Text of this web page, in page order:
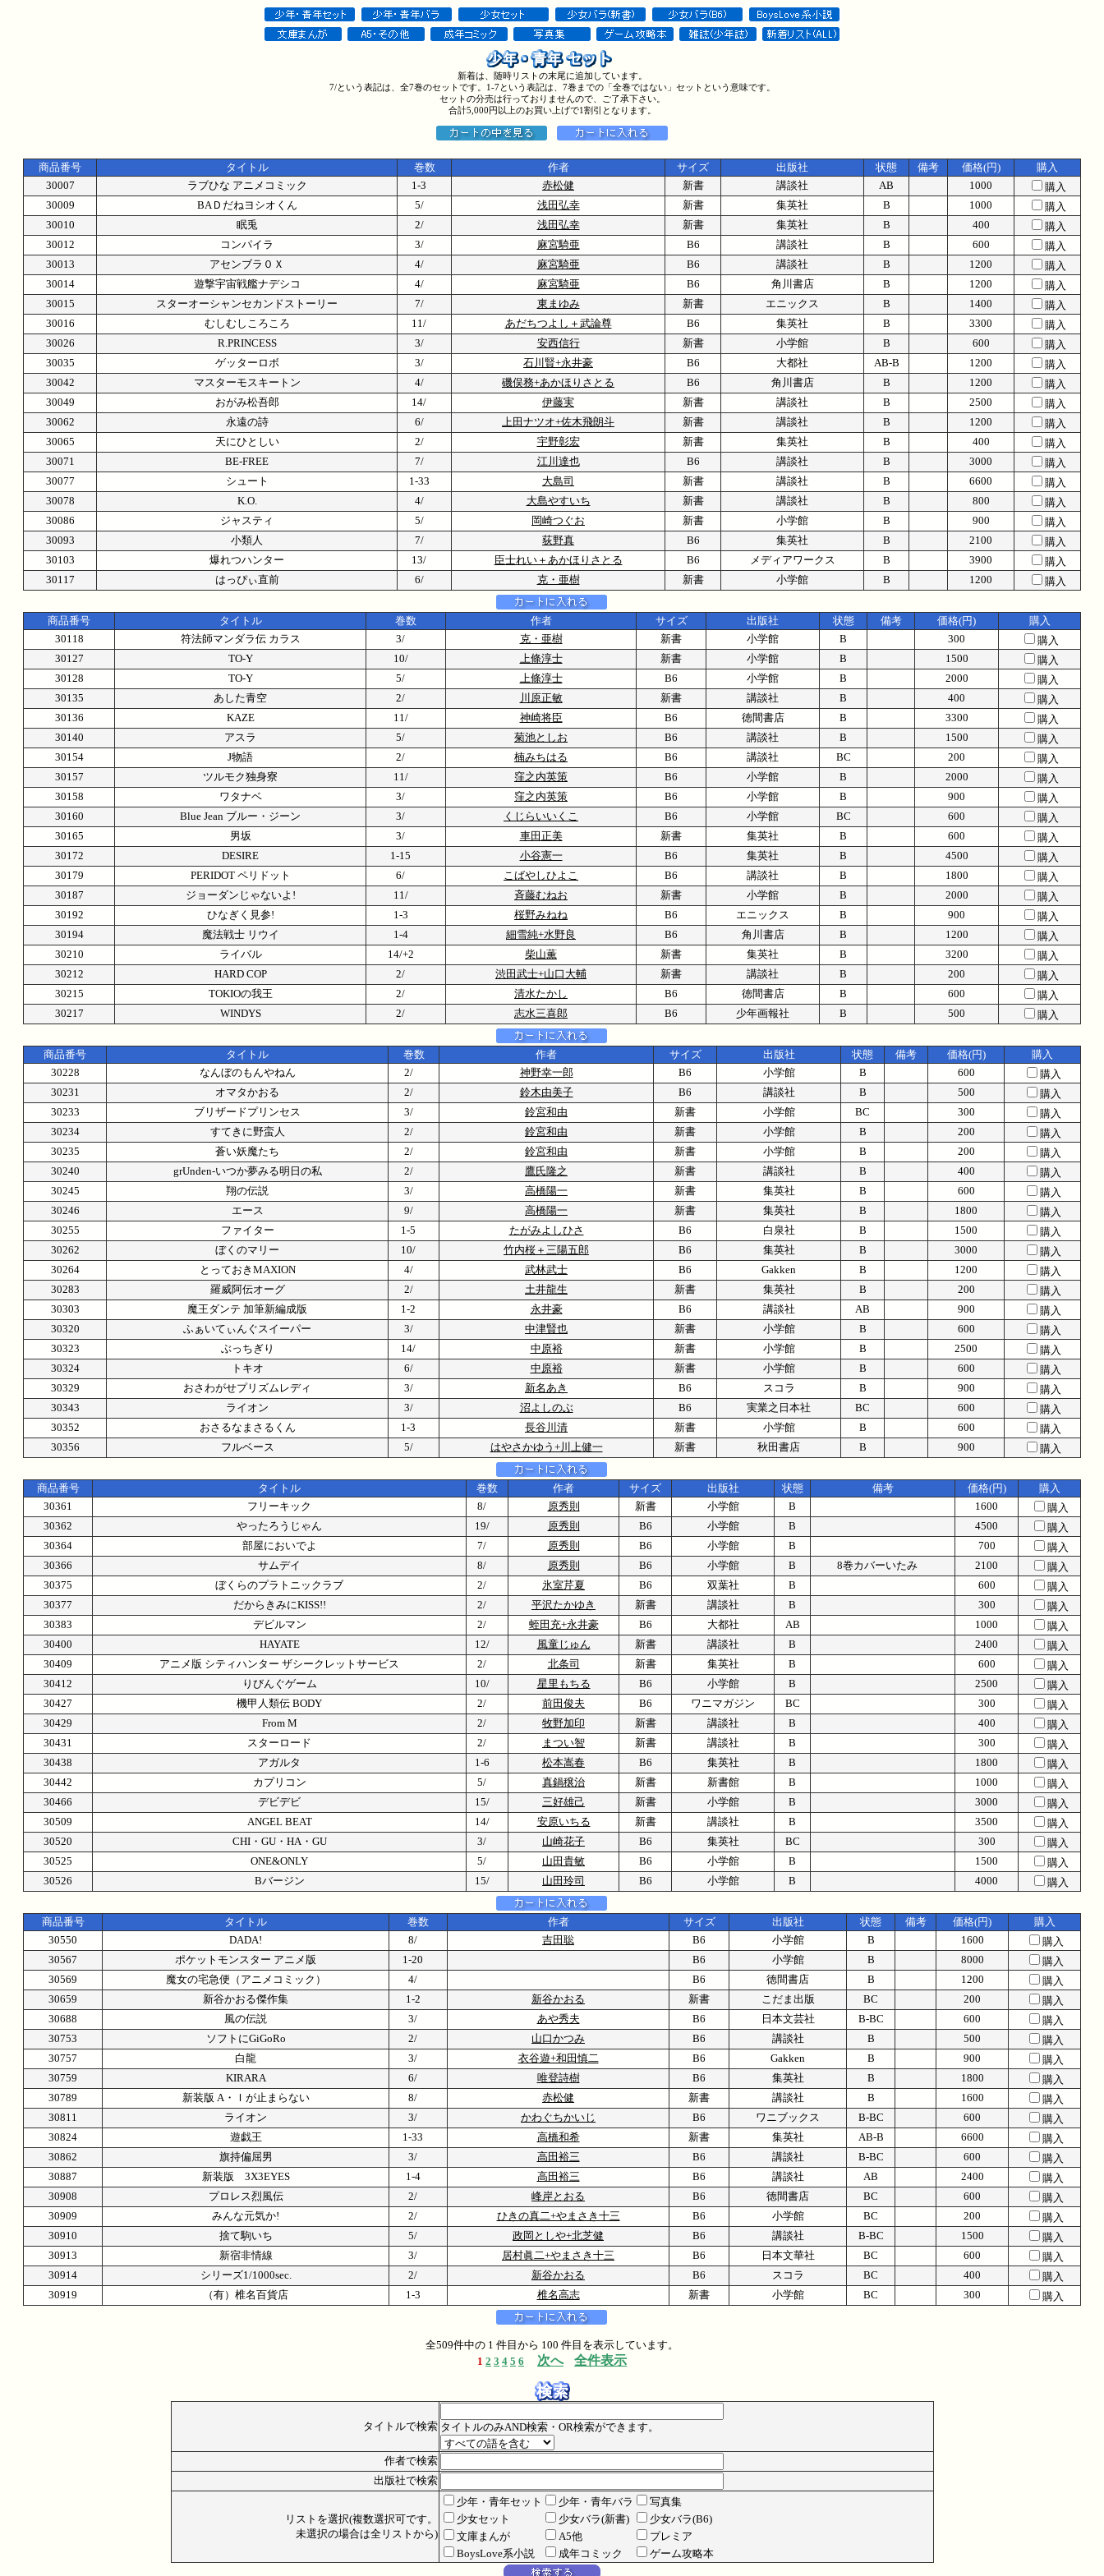
新着は、随時リストの末尾に追加しています。
7/という表記は、全7巻のセットです。1-7という表記は、7巻までの「全巻ではない」セットという意味です。
セットの分売は行っておりませんので、ご了承下さい。
合計5,000円以上のお買い上げで1割引となります。
商品番号 タイトル 巻数 作者 サイズ 出版社 状態 備考 価格(円)
購入
30007
ラブひな アニメコミック 1-3 赤松健 新書 講談社 AB 1000
購入
30009
BAＤだねヨシオくん 5/ 浅田弘幸 新書 集英社 B 1000
購入
30010
眠兎 2/ 浅田弘幸 新書 集英社 B 400
購入
30012
コンパイラ 3/ 麻宮騎亜 B6 講談社 B 600
購入
30013
アセンブラ０Ｘ 4/ 麻宮騎亜 B6 講談社 B 1200
購入
30014
遊撃宇宙戦艦ナデシコ 4/ 麻宮騎亜 B6 角川書店 B 1200
購入
30015
スターオーシャンセカンドストーリー 7/ 東まゆみ 新書 エニックス B 1400
購入
30016
むしむしころころ 11/ あだちつよし＋武論尊 B6 集英社 B 3300
購入
30026
R.PRINCESS 3/ 安西信行 新書 小学館 B 600
購入
30035
ゲッターロボ 3/ 石川賢+永井豪 B6 大都社 AB-B 1200
購入
30042
マスターモスキートン 4/ 磯俣務+あかほりさとる B6 角川書店 B 1200
購入
30049
おがみ松吾郎 14/ 伊藤実 新書 講談社 B 2500
購入
30062
永遠の詩 6/ 上田ナツオ+佐木飛朗斗 新書 講談社 B 1200
購入
30065
天にひとしい 2/ 宇野彰宏 新書 集英社 B 400
購入
30071
BE-FREE 7/ 江川達也 B6 講談社 B 3000
購入
30077
シュート 1-33 大島司 新書 講談社 B 6600
購入
30078
K.O. 4/ 大島やすいち 新書 講談社 B 800
購入
30086
ジャスティ 5/ 岡崎つぐお 新書 小学館 B 900
購入
30093
小類人 7/ 荻野真 B6 集英社 B 2100
購入
30103
爆れつハンター 13/ 臣士れい＋あかほりさとる B6 メディアワークス B 3900
購入
30117
はっぴぃ直前 6/ 克・亜樹 新書 小学館 B 1200 購入
商品番号 タイトル 巻数 作者 サイズ 出版社 状態 備考 価格(円)
購入
30118
符法師マンダラ伝 カラス 3/ 克・亜樹 新書 小学館 B 300
購入
30127
TO-Y 10/ 上條淳士 新書 小学館 B 1500
購入
30128
TO-Y 5/ 上條淳士 B6 小学館 B 2000
購入
30135
あした青空 2/ 川原正敏 新書 講談社 B 400
購入
30136
KAZE 11/ 神崎将臣 B6 徳間書店 B 3300
購入
30140
アスラ 5/ 菊池としお B6 講談社 B 1500
購入
30154
J物語 2/ 楠みちはる B6 講談社 BC 200
購入
30157
ツルモク独身寮 11/ 窪之内英策 B6 小学館 B 2000
購入
30158
ワタナベ 3/ 窪之内英策 B6 小学館 B 900
購入
30160
Blue Jean ブルー・ジーン 3/ くじらいいくこ B6 小学館 BC 600
購入
30165
男坂 3/ 車田正美 新書 集英社 B 600
購入
30172
DESIRE 1-15 小谷憲一 B6 集英社 B 4500
購入
30179
PERIDOT ペリドット 6/ こばやしひよこ B6 講談社 B 1800
購入
30187
ジョーダンじゃないよ! 11/ 斉藤むねお 新書 小学館 B 2000
購入
30192
ひなぎく見参! 1-3 桜野みねね B6 エニックス B 900
購入
30194
魔法戦士 リウイ 1-4 細雪純+水野良 B6 角川書店 B 1200
購入
30210
ライバル 14/+2 柴山薫 新書 集英社 B 3200
購入
30212
HARD COP 2/ 渋田武士+山口大輔 新書 講談社 B 200
購入
30215
TOKIOの我王 2/ 清水たかし B6 徳間書店 B 600
購入
30217
WINDYS 2/ 志水三喜郎 B6 少年画報社 B 500 購入
商品番号 タイトル 巻数 作者 サイズ 出版社 状態 備考 価格(円)
購入
30228
なんぼのもんやねん 2/ 神野幸一郎 B6 小学館 B 600
購入
30231
オマタかおる 2/ 鈴木由美子 B6 講談社 B 500
購入
30233
ブリザードプリンセス 3/ 鈴宮和由 新書 小学館 BC 300
購入
30234
すてきに野蛮人 2/ 鈴宮和由 新書 小学館 B 200
購入
30235
蒼い妖魔たち 2/ 鈴宮和由 新書 小学館 B 200
購入
30240
grUnden-いつか夢みる明日の私 2/ 鷹氏隆之 新書 講談社 B 400
購入
30245
翔の伝説 3/ 高橋陽一 新書 集英社 B 600
購入
30246
エース 9/ 高橋陽一 新書 集英社 B 1800
購入
30255
ファイター 1-5 たがみよしひさ B6 白泉社 B 1500
購入
30262
ぼくのマリー 10/ 竹内桜＋三陽五郎 B6 集英社 B 3000
購入
30264
とっておきMAXION 4/ 武林武士 B6 Gakken B 1200
購入
30283
羅威阿伝オーグ 2/ 土井龍生 新書 集英社 B 200
購入
30303
魔王ダンテ 加筆新編成版 1-2 永井豪 B6 講談社 AB 900
購入
30320
ふぁいてぃんぐスイーパー 3/ 中津賢也 新書 小学館 B 600
購入
30323
ぶっちぎり 14/ 中原裕 新書 小学館 B 2500
購入
30324
トキオ 6/ 中原裕 新書 小学館 B 600
購入
30329
おさわがせプリズムレディ 3/ 新名あき B6 スコラ B 900
購入
30343
ライオン 3/ 沼よしのぶ B6 実業之日本社 BC 600
購入
30352
おさるなまさるくん 1-3 長谷川清 新書 小学館 B 600
購入
30356
フルベース 5/ はやさかゆう+川上健一 新書 秋田書店 B 900 購入
商品番号 タイトル 巻数 作者 サイズ 出版社 状態 備考 価格(円)
購入
30361
フリーキック 8/ 原秀則 新書 小学館 B 1600
購入
30362
やったろうじゃん 19/ 原秀則 B6 小学館 B 4500
購入
30364
部屋においでよ 7/ 原秀則 B6 小学館 B 700
購入
30366
サムデイ 8/ 原秀則 B6 小学館 B 8巻カバーいたみ 2100
購入
30375
ぼくらのプラトニックラブ 2/ 氷室芹夏 B6 双葉社 B 600
購入
30377
だからきみにKISS!! 2/ 平沢たかゆき 新書 講談社 B 300
購入
30383
デビルマン 2/ 蛭田充+永井豪 B6 大都社 AB 1000
購入
30400
HAYATE 12/ 風童じゅん 新書 講談社 B 2400
購入
30409
アニメ版 シティハンター ザシークレットサービス 2/ 北条司 新書 集英社 B 600
購入
30412
りびんぐゲーム 10/ 星里もちる B6 小学館 B 2500
購入
30427
機甲人類伝 BODY 2/ 前田俊夫 B6 ワニマガジン BC 300
購入
30429
From M 2/ 牧野加印 新書 講談社 B 400
購入
30431
スターロード 2/ まつい智 新書 講談社 B 300
購入
30438
アガルタ 1-6 松本嵩春 B6 集英社 B 1800
購入
30442
カプリコン 5/ 真鍋穣治 新書 新書館 B 1000
購入
30466
デビデビ 15/ 三好雄己 新書 小学館 B 3000
購入
30509
ANGEL BEAT 14/ 安原いちる 新書 講談社 B 3500
購入
30520
CHI・GU・HA・GU 3/ 山崎花子 B6 集英社 BC 300
購入
30525
ONE&ONLY 5/ 山田貴敏 B6 小学館 B 1500
購入
30526
Bバージン 15/ 山田玲司 B6 小学館 B 4000 購入
商品番号 タイトル 巻数 作者 サイズ 出版社 状態 備考 価格(円)
購入
30550
DADA! 8/ 吉田聡 B6 小学館 B 1600
購入
30567
ポケットモンスター アニメ版 1-20 B6 小学館 B 8000
購入
30569
魔女の宅急便（アニメコミック） 4/ B6 徳間書店 B 1200
購入
30659
新谷かおる傑作集 1-2 新谷かおる 新書 こだま出版 BC 200
購入
30688
風の伝説 3/ あや秀夫 B6 日本文芸社 B-BC 600
購入
30753
ソフトにGiGoRo 2/ 山口かつみ B6 講談社 B 500
購入
30757
白龍 3/ 衣谷遊+和田慎二 B6 Gakken B 900
購入
30759
KIRARA 6/ 唯登詩樹 B6 集英社 B 1800
購入
30789
新装版 A・Ｉが止まらない 8/ 赤松健 新書 講談社 B 1600
購入
30811
ライオン 3/ かわぐちかいじ B6 ワニブックス B-BC 600
購入
30824
遊戯王 1-33 高橋和希 新書 集英社 AB-B 6600
購入
30862
旗持偏屈男 3/ 高田裕三 B6 講談社 B-BC 600
購入
30887
新装版 3X3EYES 1-4 高田裕三 B6 講談社 AB 2400
購入
30908
プロレス烈風伝 2/ 峰岸とおる B6 徳間書店 BC 600
購入
30909
みんな元気か! 2/ ひきの真二+やまさき十三 B6 小学館 BC 200
購入
30910
捨て駒いち 5/ 政岡としや+北芝健 B6 講談社 B-BC 1500
購入
30913
新宿非情線 3/ 居村眞二+やまさき十三 B6 日本文華社 BC 600
購入
30914
シリーズ1/1000sec. 2/ 新谷かおる B6 スコラ BC 400
購入
30919
（有）椎名百貨店 1-3 椎名高志 新書 小学館 BC 300 購入
全509件中の 1 件目から 100 件目を表示しています。
1 2 3 4 5 6 次へ 全件表示
タイトルで検索 タイトルのみAND検索・OR検索ができます。
作者で検索
出版社で検索
リストを選択(複数選択可です。
未選択の場合は全リストから)
少年・青年セット 少年・青年バラ
写真集
少女セット
少女バラ(新書)
少女バラ(B6)
文庫まんが
A5他
プレミア
BoysLove系小説
成年コミック ゲーム攻略本